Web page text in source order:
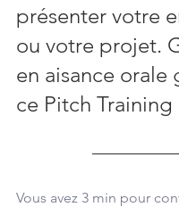
présenter votre
ou votre projet.
en aisance orale
ce Pitch Training
Vous avez 3 min pour